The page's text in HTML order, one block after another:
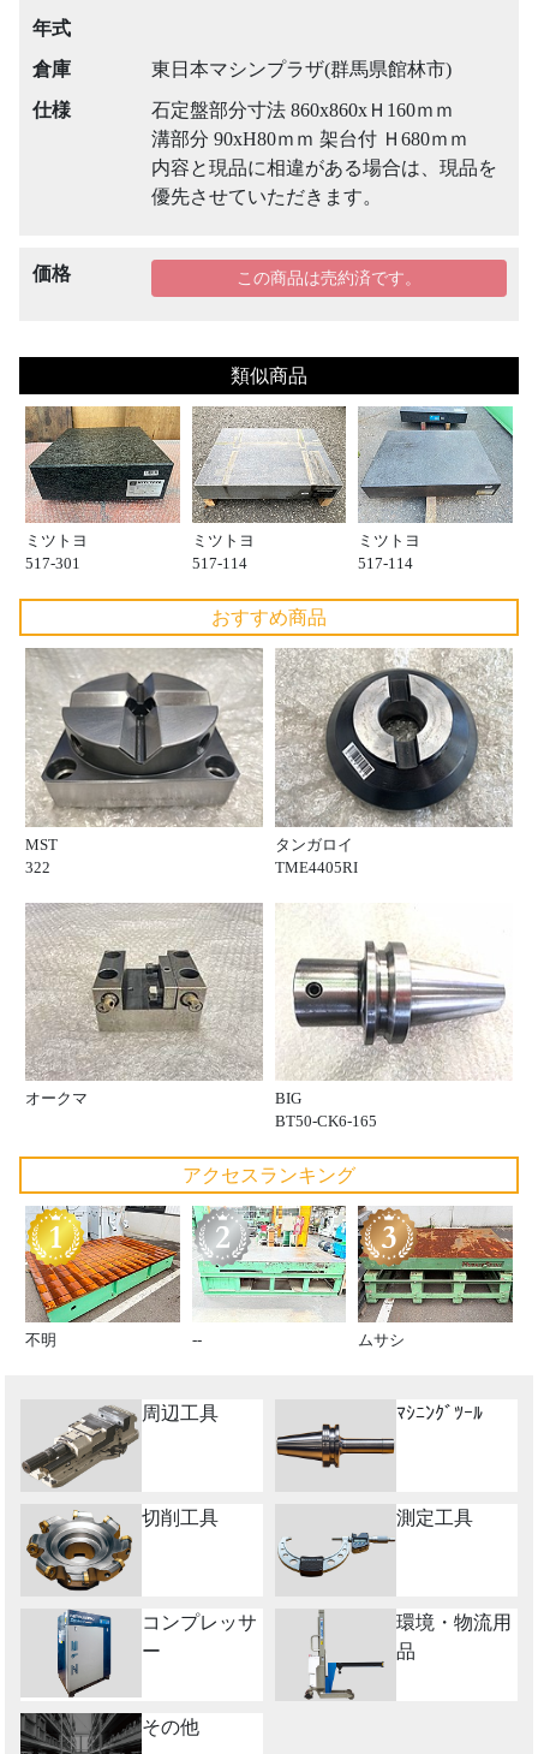
年式
倉庫
東日本マシンプラザ(群馬県館林市)
仕様
石定盤部分寸法 860x860xＨ160ｍｍ
溝部分 90xH80ｍｍ 架台付 Ｈ680ｍｍ
内容と現品に相違がある場合は、現品を
優先させていただきます。
価格 この商品は売約済です。
類似商品
ミツトヨ
517-301
ミツトヨ
517-114
ミツトヨ
517-114
おすすめ商品
MST
322
タンガロイ
TME4405RI
オークマ
BIG
BT50-CK6-165
アクセスランキング
不明 -- ムサシ
周辺工具 ﾏｼﾆﾝｸﾞﾂｰﾙ
切削工具 測定工具
コンプレッサ
ー
環境・物流用
品
その他